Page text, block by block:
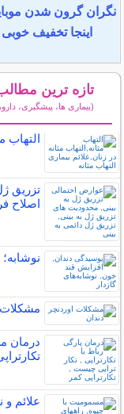
نگران گرون شدن
اینجا تخفیف خوبی
تازه ترین
(بیماری ها، پیشگیری،
التهاب
تزریق
اصلاح
مشکلات
درمان
علائم